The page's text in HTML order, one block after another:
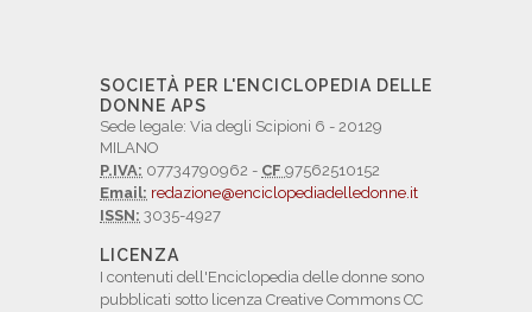
SOCIETÀ PER L'ENCICLOPEDIA DELLE
DONNE APS
Sede legale: Via degli Scipioni 6 - 20129
MILANO
P.IVA: 07734790962 - CF 97562510152
Email: redazione@enciclopediadelledonne.it
ISSN: 3035-4927
LICENZA
I contenuti dell'Enciclopedia delle donne sono
pubblicati sotto licenza Creative Commons CC